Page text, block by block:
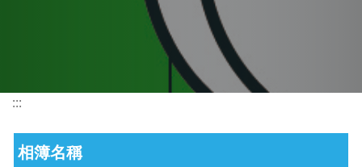
:::
相簿名稱